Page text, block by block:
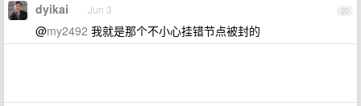
20
dyikai Jun 3
@my2492 我就是那个不小心挂错节点被封的